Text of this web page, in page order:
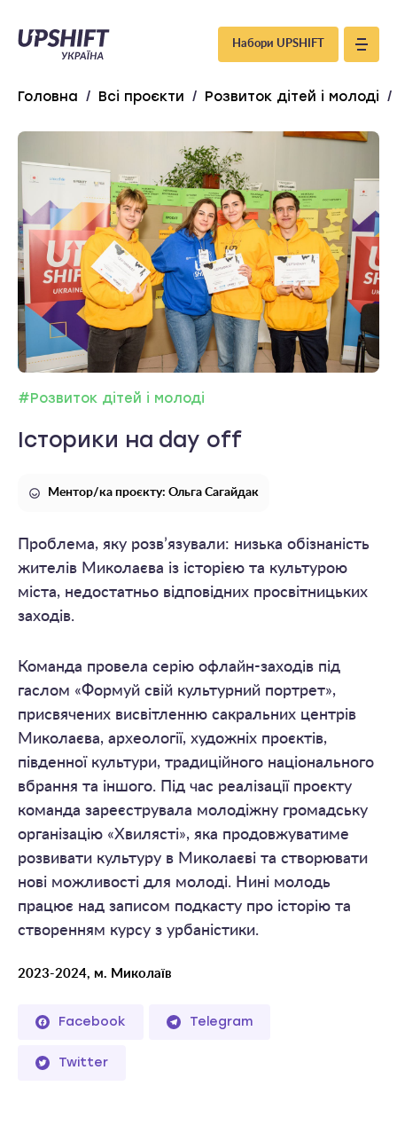
Upshift
–
Україна
Набори UPSHIFT
Головна / Всі проєкти / Розвиток дітей і молоді /
#Розвиток дітей і молоді
Історики на day off
Ментор/ка проєкту: Ольга Сагайдак
Проблема, яку розв’язували: низька обізнаність
жителів Миколаєва із історією та культурою
міста, недостатньо відповідних просвітницьких
заходів.
Команда провела серію офлайн-заходів під
гаслом «Формуй свій культурний портрет»,
присвячених висвітленню сакральних центрів
Миколаєва, археології, художніх проєктів,
південної культури, традиційного національного
вбрання та іншого. Під час реалізації проєкту
команда зареєструвала молодіжну громадську
організацію «Хвилясті», яка продовжуватиме
розвивати культуру в Миколаєві та створювати
нові можливості для молоді. Нині молодь
працює над записом подкасту про історію та
створенням курсу з урбаністики.
2023-2024, м. Миколаїв
Facebook Telegram
Twitter